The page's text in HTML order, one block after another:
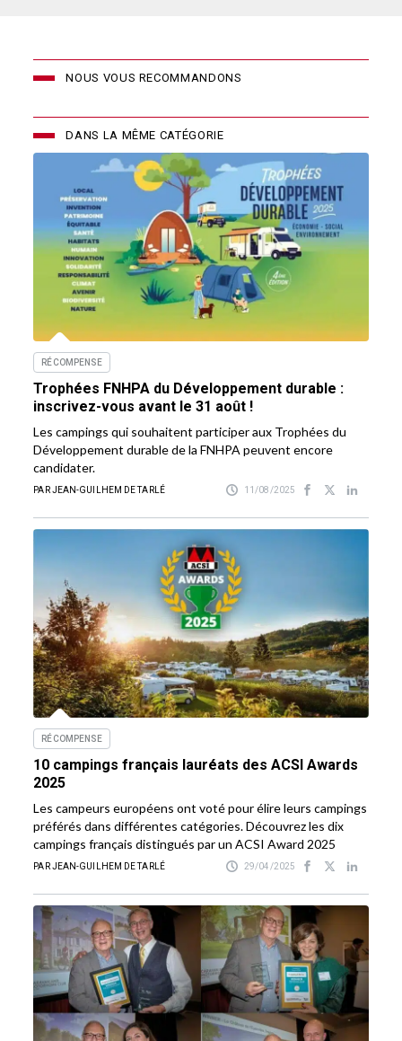
NOUS VOUS RECOMMANDONS
DANS LA MÊME CATÉGORIE
RÉCOMPENSE
Trophées FNHPA du Développement durable :
inscrivez-vous avant le 31 août !
Les campings qui souhaitent participer aux Trophées du
Développement durable de la FNHPA peuvent encore
candidater.
PAR JEAN-GUILHEM DE TARLÉ 11/08/2025
RÉCOMPENSE
10 campings français lauréats des ACSI Awards
2025
Les campeurs européens ont voté pour élire leurs campings
préférés dans différentes catégories. Découvrez les dix
campings français distingués par un ACSI Award 2025
PAR JEAN-GUILHEM DE TARLÉ 29/04/2025